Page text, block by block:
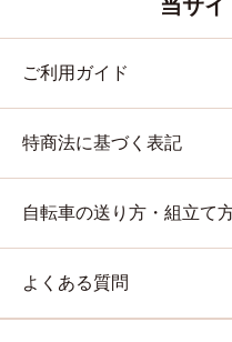
当サ
ご利用ガイド
特商法に基づく表記
自転車の送り方・組立て
よくある質問